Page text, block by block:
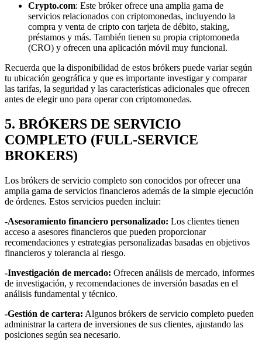
Crypto.com: Este bróker ofrece una amplia gama de
servicios relacionados con criptomonedas, incluyendo la
compra y venta de cripto con tarjeta de débito, staking,
préstamos y más. También tienen su propia criptomoneda
(CRO) y ofrecen una aplicación móvil muy funcional.
Recuerda que la disponibilidad de estos brókers puede variar según
tu ubicación geográfica y que es importante investigar y comparar
las tarifas, la seguridad y las características adicionales que ofrecen
antes de elegir uno para operar con criptomonedas.
5. BRÓKERS DE SERVICIO
COMPLETO (FULL-SERVICE
BROKERS)
Los brókers de servicio completo son conocidos por ofrecer una
amplia gama de servicios financieros además de la simple ejecución
de órdenes. Estos servicios pueden incluir:
-Asesoramiento financiero personalizado: Los clientes tienen
acceso a asesores financieros que pueden proporcionar
recomendaciones y estrategias personalizadas basadas en objetivos
financieros y tolerancia al riesgo.
-Investigación de mercado: Ofrecen análisis de mercado, informes
de investigación, y recomendaciones de inversión basadas en el
análisis fundamental y técnico.
-Gestión de cartera: Algunos brókers de servicio completo pueden
administrar la cartera de inversiones de sus clientes, ajustando las
posiciones según sea necesario.